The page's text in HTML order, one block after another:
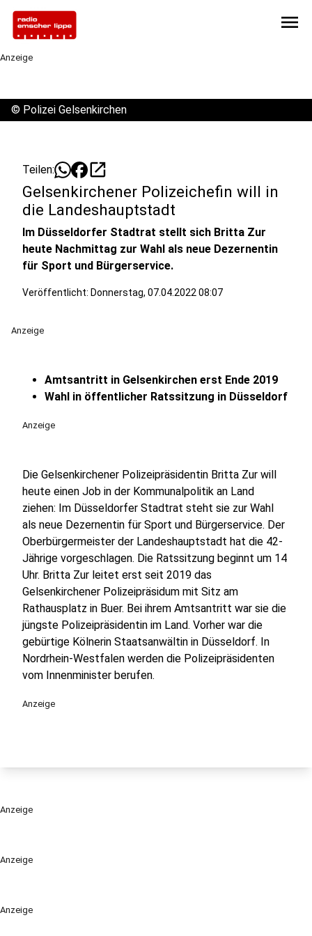
menu
Anzeige
Anzeige
Anzeige
© Polizei Gelsenkirchen
Teilen: open_in_new
Gelsenkirchener Polizeichefin will in
die Landeshauptstadt
Im Düsseldorfer Stadtrat stellt sich Britta Zur
heute Nachmittag zur Wahl als neue Dezernentin
für Sport und Bürgerservice.
Veröffentlicht: Donnerstag, 07.04.2022 08:07
Anzeige
Amtsantritt in Gelsenkirchen erst Ende 2019
Wahl in öffentlicher Ratssitzung in Düsseldorf
Anzeige
Die Gelsenkirchener Polizeipräsidentin Britta Zur will
heute einen Job in der Kommunalpolitik an Land
ziehen: Im Düsseldorfer Stadtrat steht sie zur Wahl
als neue Dezernentin für Sport und Bürgerservice. Der
Oberbürgermeister der Landeshauptstadt hat die 42-
Jährige vorgeschlagen. Die Ratssitzung beginnt um 14
Uhr. Britta Zur leitet erst seit 2019 das
Gelsenkirchener Polizeipräsidum mit Sitz am
Rathausplatz in Buer. Bei ihrem Amtsantritt war sie die
jüngste Polizeipräsidentin im Land. Vorher war die
gebürtige Kölnerin Staatsanwältin in Düsseldorf. In
Nordrhein-Westfalen werden die Polizeipräsidenten
vom Innenminister berufen.
Anzeige
Anzeige